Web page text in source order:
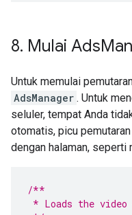
8. Mulai Ads
Untuk memulai
AdsManager . Untuk
seluler, tempat Anda
otomatis, picu
dengan halaman, seperti
/**
* Loads the